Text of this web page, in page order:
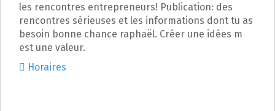
les rencontres entrepreneurs! Publication: des
rencontres sérieuses et les informations dont tu as
besoin bonne chance raphaël. Créer une idées m
est une valeur.
Horaires